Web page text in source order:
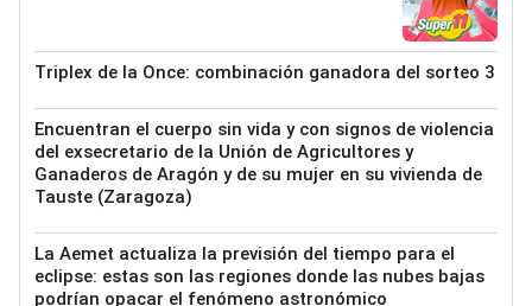
Triplex de la Once: combinación ganadora del sorteo 3
Encuentran el cuerpo sin vida y con signos de violencia
del exsecretario de la Unión de Agricultores y
Ganaderos de Aragón y de su mujer en su vivienda de
Tauste (Zaragoza)
La Aemet actualiza la previsión del tiempo para el
eclipse: estas son las regiones donde las nubes bajas
podrían opacar el fenómeno astronómico